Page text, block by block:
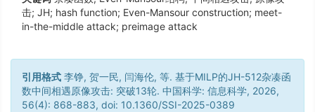
击; JH; hash function; Even-Mansour construction; meet-
in-the-middle attack; preimage attack
引用格式 李铮, 贺一民, 闫海伦, 等. 基于MILP的JH-512杂凑函
数中间相遇原像攻击: 突破13轮. 中国科学: 信息科学, 2026,
56(4): 868-883, doi: 10.1360/SSI-2025-0389